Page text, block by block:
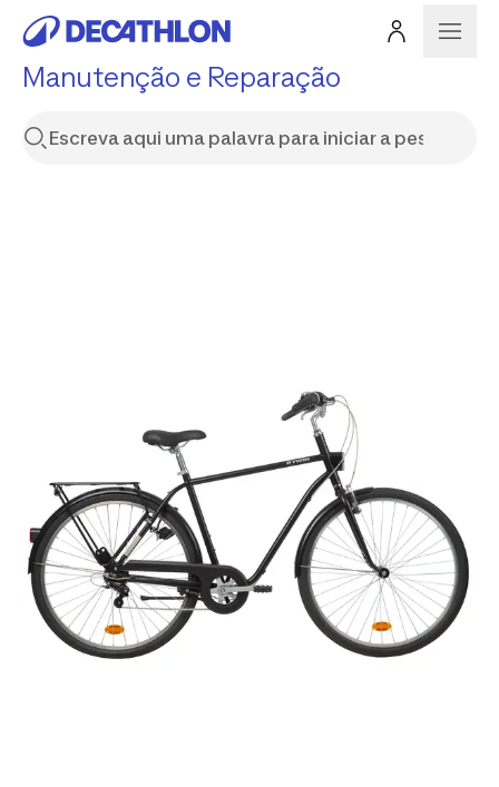
Manutenção e Reparação